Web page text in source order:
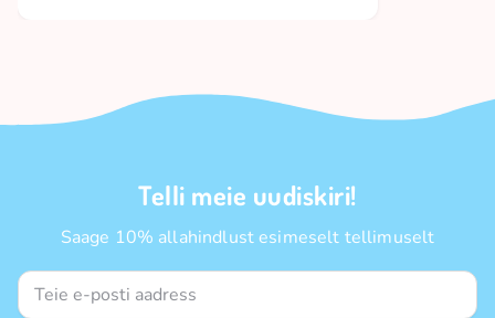
Telli meie uudiskiri!
Saage 10% allahindlust esimeselt tellimuselt